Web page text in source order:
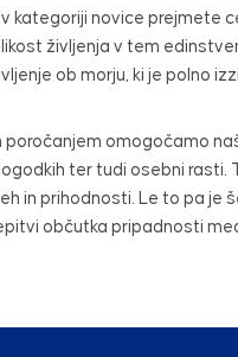
kategoriji novice prejmete
življenja v tem
ob morju, ki je polno
poročanjem omogočamo
ter tudi osebni
in prihodnosti. Le to pa
občutka pripadnosti